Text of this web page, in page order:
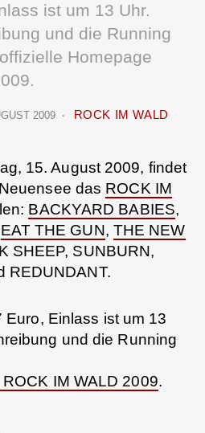
ist um 13 Uhr.
und die Running
Homepage
2009 ROCK IM WALD
15. August 2009, findet
das ROCK IM
BACKYARD BABIES,
EAT THE GUN, THE NEW
SHEEP, SUNBURN,
REDUNDANT.
Euro, Einlass ist um 13
und die Running
IM WALD 2009.